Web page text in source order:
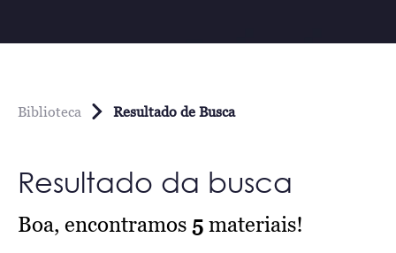
Biblioteca Resultado de Busca
Resultado da busca
Boa, encontramos 5 materiais!